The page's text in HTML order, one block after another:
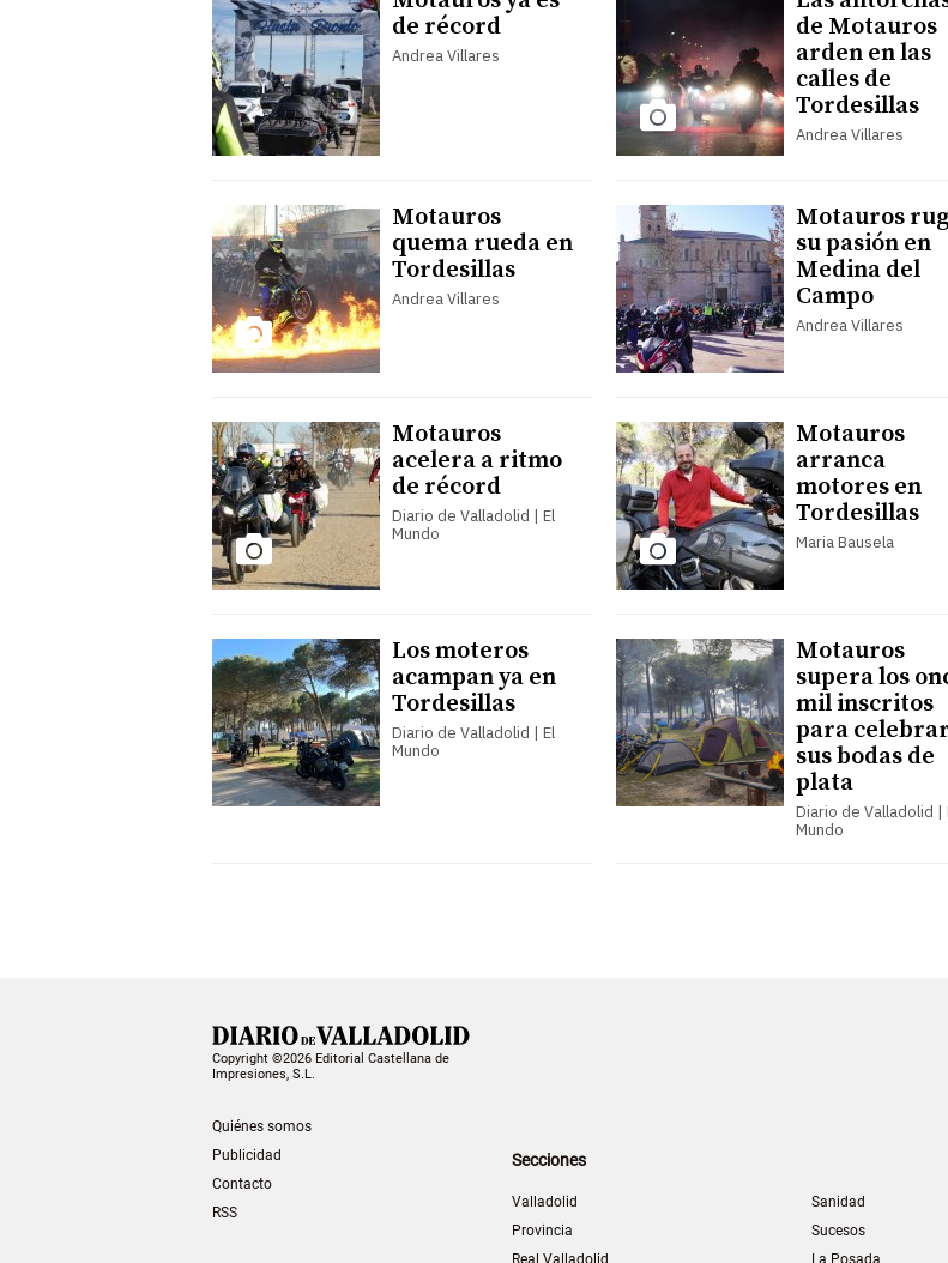
de récord
Andrea Villares
de Motauros
arden en las
calles de
Tordesillas
Andrea Villares
Motauros
quema rueda en
Tordesillas
Andrea Villares
Motauros
su pasión en
Medina del
Campo
Andrea Villares
Motauros
acelera a ritmo
de récord
Diario de Valladolid | El
Mundo
Motauros
arranca
motores en
Tordesillas
Maria Bausela
Los moteros
acampan ya en
Tordesillas
Diario de Valladolid | El
Mundo
Motauros
supera los
mil inscritos
para celebrar
sus bodas de
plata
Diario de Valladolid |
Mundo
Copyright ©2026 Editorial Castellana de
Impresiones, S.L.
Quiénes somos
Publicidad
Contacto
RSS
Secciones
Valladolid
Provincia
Real Valladolid
Sanidad
Sucesos
La Posada